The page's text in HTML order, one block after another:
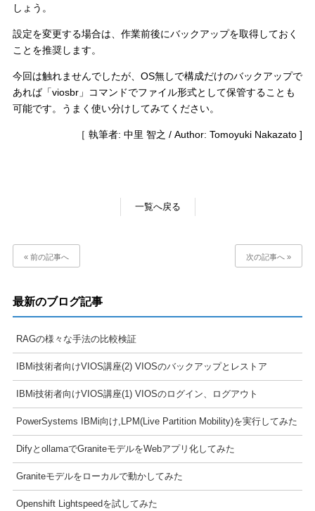
しょう。
設定を変更する場合は、作業前後にバックアップを取得しておく
ことを推奨します。
今回は触れませんでしたが、OS無しで構成だけのバックアップで
あれば「viosbr」コマンドでファイル形式として保管することも
可能です。うまく使い分けしてみてください。
［ 執筆者: 中里 智之 / Author: Tomoyuki Nakazato ]
一覧へ戻る
« 前の記事へ 次の記事へ »
最新のブログ記事
RAGの様々な手法の比較検証
IBMi技術者向けVIOS講座(2) VIOSのバックアップとレストア
IBMi技術者向けVIOS講座(1) VIOSのログイン、ログアウト
PowerSystems IBMi向け,LPM(Live Partition Mobility)を実行してみた
DifyとollamaでGraniteモデルをWebアプリ化してみた
Graniteモデルをローカルで動かしてみた
Openshift Lightspeedを試してみた